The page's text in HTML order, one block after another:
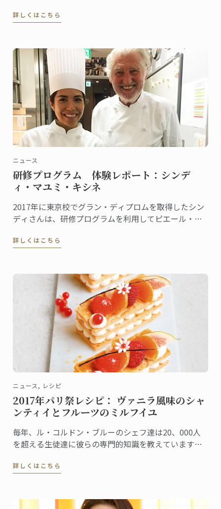
シェフ講師が教える『Pomme d’amour（ポム・ダム
詳しくはこちら
ニュース
研修プログラム 体験レポート：シンデ
ィ・マユミ・キシネ
2017年に東京校でグラン・ディプロムを取得したシン
ディさんは、研修プログラムを利用してピエール・ガ
で現場研修を行いました。シンディさんにプログラム
詳しくはこちら
ニュース, レシピ
2017年パリ祭レシピ： ヴァニラ風味のシャ
ンティイとフルーツのミルフイユ
毎年、ル・コルドン・ブルーのシェフ達は20、000人
を超える生徒達に彼らの専門的知識を教えています。
シェフ達と一緒に伝統のミルフィーユのレシピでお祝
詳しくはこちら